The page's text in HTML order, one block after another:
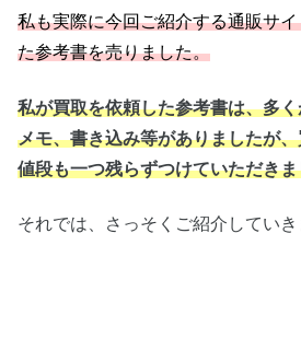
私も実際に今回ご紹介する通販サ
た参考書を売りました。
私が買取を依頼した参考書は、多
メモ、書き込み等がありましたが
値段も一つ残らずつけていただき
それでは、さっそくご紹介していき